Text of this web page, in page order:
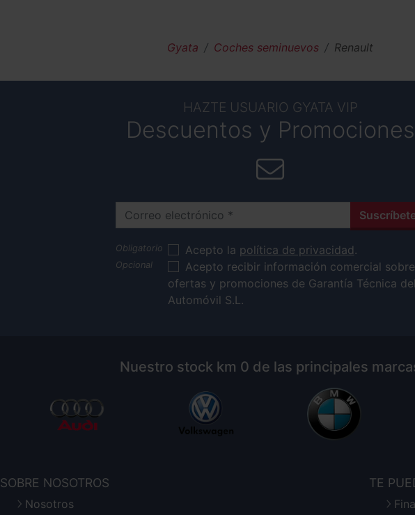
Gyata Coches seminuevos Renault
HAZTE USUARIO GYATA VIP
Descuentos y Promociones
Correo electrónico
Acepto la política de privacidad.
Acepto recibir información comercial sobre
ofertas y promociones de Garantía Técnica del
Automóvil S.L.
Nuestro stock km 0 de las principales
SOBRE NOSOTROS
Nosotros
TE